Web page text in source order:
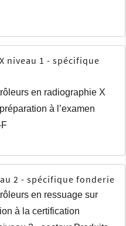
niveau 1 - spécifique
en radiographie X
à l’examen
2 - spécifique fonderie
en ressuage sur
à la certification